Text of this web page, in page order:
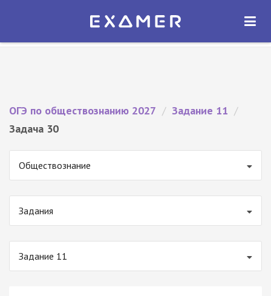
Экзамер — ЕГЭ 2027
ОТКРЫТЬ
ОГЭ по обществознанию 2027 / Задание 11 /
Задача 30
Обществознание
Задания
Задание 11